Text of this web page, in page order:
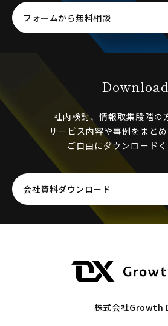
フォームから無料相談
Download
社内検討、情報取集段階の
サービス内容や事例をまとめ
ご自由にダウンロードく
会社資料ダウンロード
株式会社Growth